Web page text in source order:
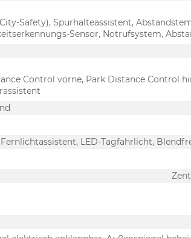
Safety), Spurhalteassistent,
Sensor, Notrufsystem,
Control vorne, Park Distance Control
LED-Tagfahrlicht,